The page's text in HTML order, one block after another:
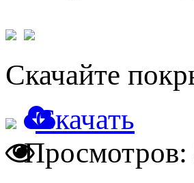
Скачайте
Скачать
Просмотров: